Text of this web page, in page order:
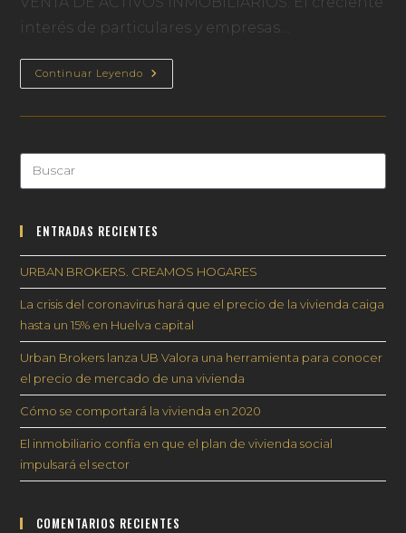
interés de particulares y empresas…
Continuar Leyendo UB
CLUB
De
Brokers
el
ENTRADAS RECIENTES
URBAN BROKERS. CREAMOS HOGARES
La crisis del coronavirus hará que el precio de la vivienda caiga
hasta un 15% en Huelva capital
Urban Brokers lanza UB Valora una herramienta para conocer
el precio de mercado de una vivienda
Cómo se comportará la vivienda en 2020
El inmobiliario confía en que el plan de vivienda social
impulsará el sector
COMENTARIOS RECIENTES